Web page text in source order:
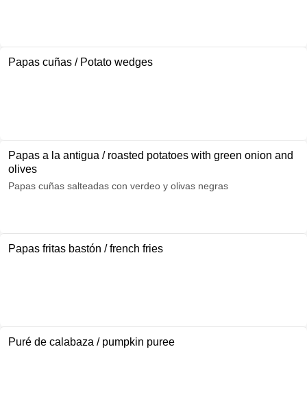
Papas cuñas / Potato wedges
Papas a la antigua / roasted potatoes with green onion and
olives
Papas cuñas salteadas con verdeo y olivas negras
Papas fritas bastón / french fries
Puré de calabaza / pumpkin puree